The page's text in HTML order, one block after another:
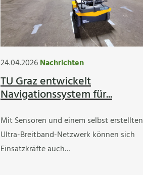
24.04.2026Nachrichten
TU Graz entwickelt
Navigationssystem für...
Mit Sensoren und einem selbst erstellten
Ultra-Breitband-Netzwerk können sich
Einsatzkräfte auch…